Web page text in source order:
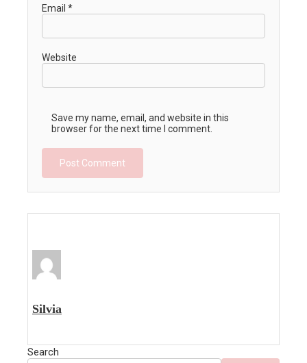
Email *
Website
Save my name, email, and website in this
browser for the next time I comment.
Silvia
Search